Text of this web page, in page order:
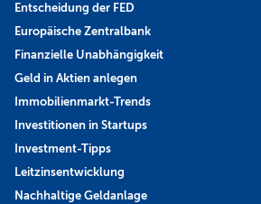
Entscheidung der FED
Europäische Zentralbank
Finanzielle Unabhängigkeit
Geld in Aktien anlegen
Immobilienmarkt-Trends
Investitionen in Startups
Investment-Tipps
Leitzinsentwicklung
Nachhaltige Geldanlage